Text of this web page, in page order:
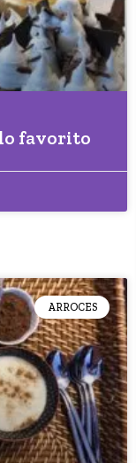
favorito
ARROCES